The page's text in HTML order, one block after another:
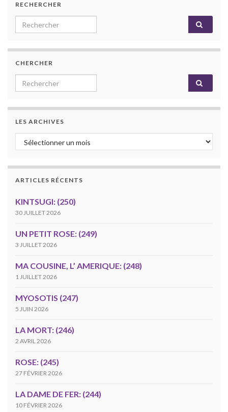
RECHERCHER
Search for:
CHERCHER
Search for:
LES ARCHIVES
Les archives
ARTICLES RÉCENTS
KINTSUGI: (250)
30 JUILLET 2026
UN PETIT ROSE: (249)
3 JUILLET 2026
MA COUSINE, L’ AMERIQUE: (248)
1 JUILLET 2026
MYOSOTIS (247)
5 JUIN 2026
LA MORT: (246)
2 AVRIL 2026
ROSE: (245)
27 FÉVRIER 2026
LA DAME DE FER: (244)
10 FÉVRIER 2026